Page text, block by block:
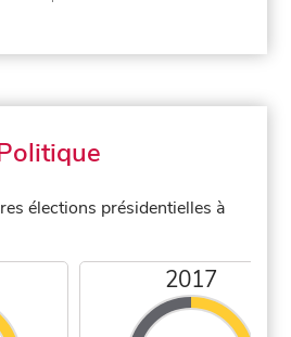
élections présidentielles à
2017